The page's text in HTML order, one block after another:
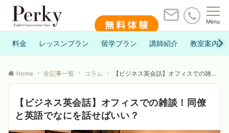
Menu
料金 レッスンプラン 留学プラン 講師紹介 教室案内
Home 全記事一覧 コラム 【ビジネス英会話】オフィスでの雑談！同僚と英語でなにを話せばいい？
【ビジネス英会話】オフィスでの雑談！同僚
と英語でなにを話せばいい？